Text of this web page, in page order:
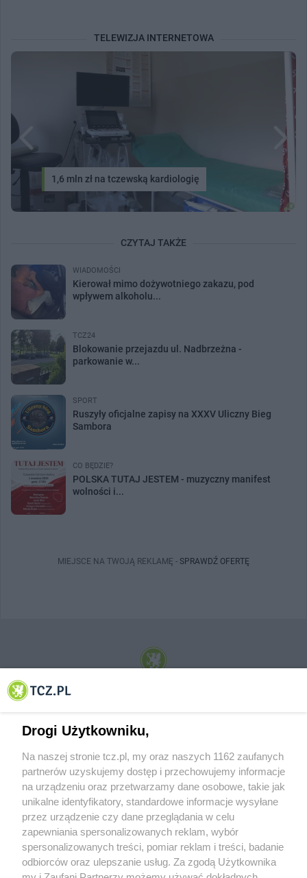
TELEWIZJA INTERNETOWA
1,6 mln zł na tczewską kardiologię
CZYTAJ TAKŻE
WIADOMOŚCI
Kierował mimo dożywotniego zakazu, pod
wpływem alkoholu...
TCZ24
Blokowanie przejazdu ul. Nadbrzeżna -
parkowanie w...
SPORT
Ruszyły oficjalne zapisy na XXXV Uliczny Bieg
Sambora
CO BĘDZIE?
POLSKA TUTAJ JESTEM - muzyczny manifest
wolności i...
MIEJSCE NA TWOJĄ REKLAMĘ - SPRAWDŹ OFERTĘ
© 2001-2026 Tczew - TCZ.PL Sp. z o.o. Internetowy Serwis Informacyjny Miasta
O FIRMIE POLITYKA PRYWATNOŚCI HOSTING
REKLAMA WSPÓŁPRACA RSS FACEBOOK KONTAKT
Drogi Użytkowniku,
Na naszej stronie tcz.pl, my oraz naszych 1162 zaufanych
partnerów uzyskujemy dostęp i przechowujemy informacje
na urządzeniu oraz przetwarzamy dane osobowe, takie jak
unikalne identyfikatory, standardowe informacje wysyłane
przez urządzenie czy dane przeglądania w celu
zapewniania spersonalizowanych reklam, wybór
spersonalizowanych treści, pomiar reklam i treści, badanie
odbiorców oraz ulepszanie usług. Za zgodą Użytkownika